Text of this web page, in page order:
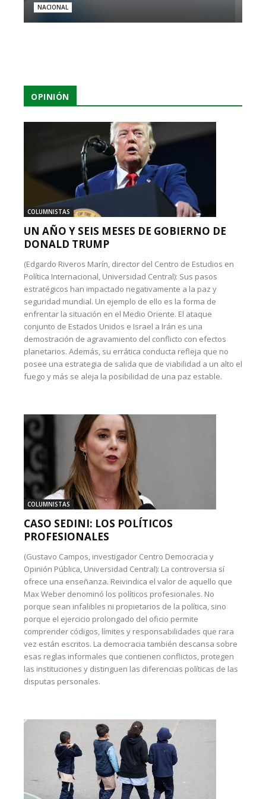
NACIONAL
OPINIÓN
COLUMNISTAS
UN AÑO Y SEIS MESES DE GOBIERNO DE
DONALD TRUMP
(Edgardo Riveros Marín, director del Centro de Estudios en
Política Internacional, Universidad Central): Sus pasos
estratégicos han impactado negativamente a la paz y
seguridad mundial. Un ejemplo de ello es la forma de
enfrentar la situación en el Medio Oriente. El ataque
conjunto de Estados Unidos e Israel a Irán es una
demostración de agravamiento del conflicto con efectos
planetarios. Además, su errática conducta refleja que no
posee una estrategia de salida que de viabilidad a un alto el
fuego y más se aleja la posibilidad de una paz estable.
COLUMNISTAS
CASO SEDINI: LOS POLÍTICOS
PROFESIONALES
(Gustavo Campos, investigador Centro Democracia y
Opinión Pública, Universidad Central): La controversia sí
ofrece una enseñanza. Reivindica el valor de aquello que
Max Weber denominó los políticos profesionales. No
porque sean infalibles ni propietarios de la política, sino
porque el ejercicio prolongado del oficio permite
comprender códigos, límites y responsabilidades que rara
vez están escritos. La democracia también descansa sobre
esas reglas informales que contienen conflictos, protegen
las instituciones y distinguen las diferencias políticas de las
disputas personales.